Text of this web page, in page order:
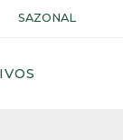
SAZONAL